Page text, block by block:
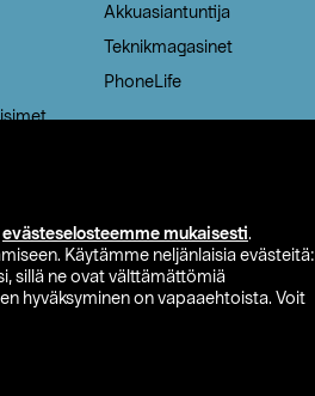
evästeselosteemme mukaisesti.
Käytämme neljänlaisia evästeitä:
sillä ne ovat välttämättömiä
hyväksyminen on vapaaehtoista. Voit
Akkuasiantuntija
Teknikmagasinet
PhoneLife